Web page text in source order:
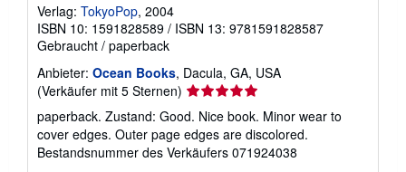
Verlag: TokyoPop, 2004
ISBN 10: 1591828589 / ISBN 13: 9781591828587
Gebraucht / paperback
Anbieter: Ocean Books, Dacula, GA, USA
(Verkäufer mit 5 Sternen) Verkäuferbewertung
5
von
5
Sternen
paperback. Zustand: Good. Nice book. Minor wear to
cover edges. Outer page edges are discolored.
Bestandsnummer des Verkäufers 071924038